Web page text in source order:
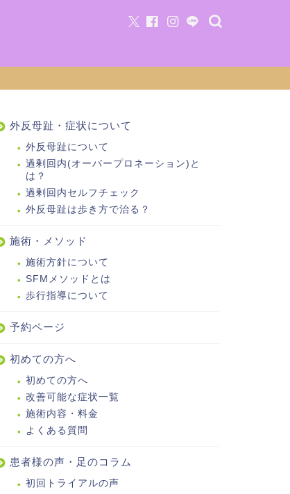
外反母趾・症状について
外反母趾について
過剰回内(オーバープロネーション)と
は？
過剰回内セルフチェック
外反母趾は歩き方で治る？
施術・メソッド
施術方針について
SFMメソッドとは
歩行指導について
予約ページ
初めての方へ
初めての方へ
改善可能な症状一覧
施術内容・料金
よくある質問
患者様の声・足のコラム
初回トライアルの声